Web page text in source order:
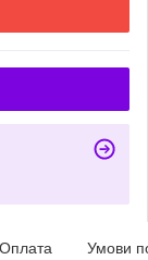
Оплата Умови